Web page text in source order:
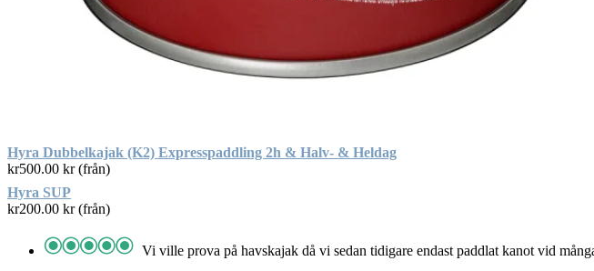
Hyra Dubbelkajak (K2) Expresspaddling 2h & Halv- & Heldag
kr500.00 kr (från)
Hyra SUP
kr200.00 kr (från)
Vi ville prova på havskajak då vi sedan tidigare endast paddlat kanot vid